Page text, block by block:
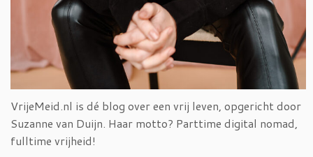
VrijeMeid.nl is dé blog over een vrij leven, opgericht door
Suzanne van Duijn. Haar motto? Parttime digital nomad,
fulltime vrijheid!